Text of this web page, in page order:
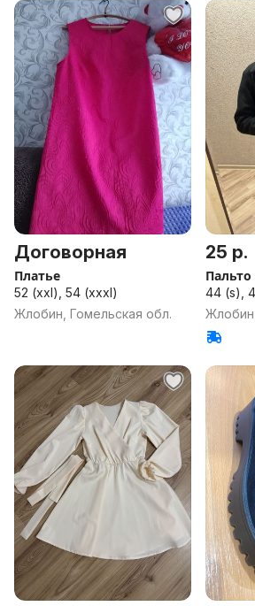
Договорная
Платье
52 (xxl), 54 (xxxl)
Жлобин, Гомельская обл.
25 р.
Пальто
44 (s),